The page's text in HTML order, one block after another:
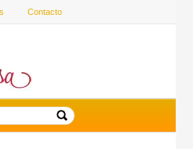
Contacto